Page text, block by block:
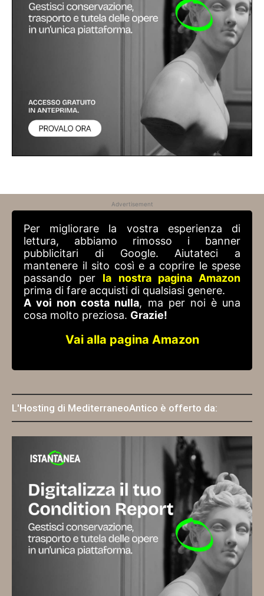
Advertisement
Per migliorare la vostra esperienza di
lettura, abbiamo rimosso i banner
pubblicitari di Google. Aiutateci a
mantenere il sito così e a coprire le spese
passando per la nostra pagina Amazon
prima di fare acquisti di qualsiasi genere.
A voi non costa nulla, ma per noi è una
cosa molto preziosa. Grazie!
Vai alla pagina Amazon
L'Hosting di MediterraneoAntico è offerto da: